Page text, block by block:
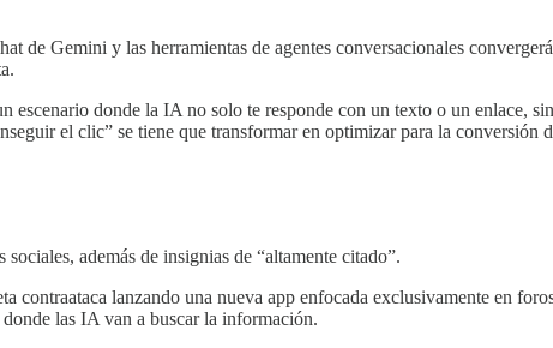
de Gemini y las herramientas de agentes conversacionales
escenario donde la IA no solo te responde con un texto o un enlace,
el clic” se tiene que transformar en optimizar para la conversión
además de insignias de “altamente citado”.
contraataca lanzando una nueva app enfocada exclusivamente en
las IA van a buscar la información.